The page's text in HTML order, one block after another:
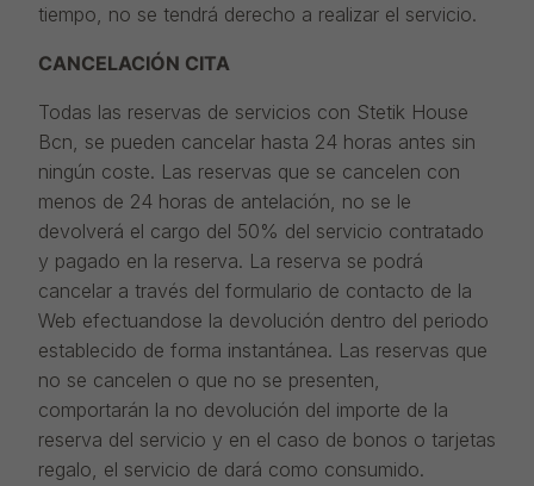
tiempo, no se tendrá derecho a realizar el servicio.
CANCELACIÓN CITA
Todas las reservas de servicios con Stetik House
Bcn, se pueden cancelar hasta 24 horas antes sin
ningún coste. Las reservas que se cancelen con
menos de 24 horas de antelación, no se le
devolverá el cargo del 50% del servicio contratado
y pagado en la reserva. La reserva se podrá
cancelar a través del formulario de contacto de la
Web efectuandose la devolución dentro del periodo
establecido de forma instantánea. Las reservas que
no se cancelen o que no se presenten,
comportarán la no devolución del importe de la
reserva del servicio y en el caso de bonos o tarjetas
regalo, el servicio de dará como consumido.